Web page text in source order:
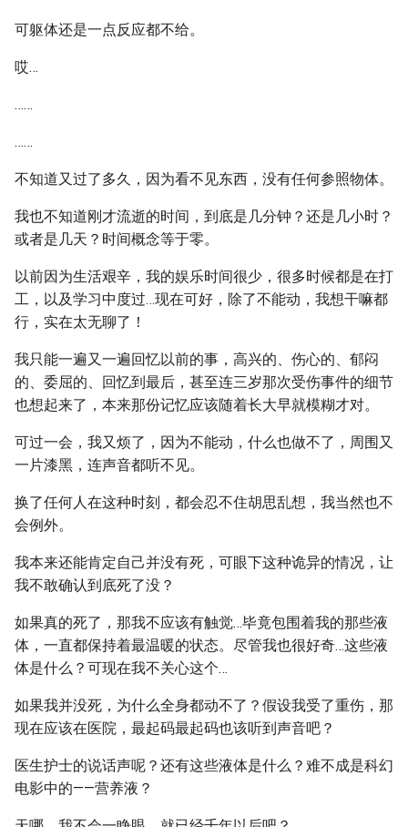
可躯体还是一点反应都不给。
哎…
……
……
不知道又过了多久，因为看不见东西，没有任何参照物体。
我也不知道刚才流逝的时间，到底是几分钟？还是几小时？
或者是几天？时间概念等于零。
以前因为生活艰辛，我的娱乐时间很少，很多时候都是在打
工，以及学习中度过…现在可好，除了不能动，我想干嘛都
行，实在太无聊了！
我只能一遍又一遍回忆以前的事，高兴的、伤心的、郁闷
的、委屈的、回忆到最后，甚至连三岁那次受伤事件的细节
也想起来了，本来那份记忆应该随着长大早就模糊才对。
可过一会，我又烦了，因为不能动，什么也做不了，周围又
一片漆黑，连声音都听不见。
换了任何人在这种时刻，都会忍不住胡思乱想，我当然也不
会例外。
我本来还能肯定自己并没有死，可眼下这种诡异的情况，让
我不敢确认到底死了没？
如果真的死了，那我不应该有触觉…毕竟包围着我的那些液
体，一直都保持着最温暖的状态。尽管我也很好奇…这些液
体是什么？可现在我不关心这个…
如果我并没死，为什么全身都动不了？假设我受了重伤，那
现在应该在医院，最起码最起码也该听到声音吧？
医生护士的说话声呢？还有这些液体是什么？难不成是科幻
电影中的——营养液？